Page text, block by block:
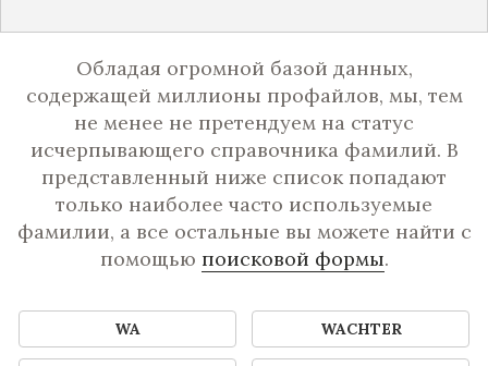
Обладая огромной базой данных,
содержащей миллионы профайлов, мы, тем
не менее не претендуем на статус
исчерпывающего справочника фамилий. В
представленный ниже список попадают
только наиболее часто используемые
фамилии, а все остальные вы можете найти с
помощью поисковой формы.
WA WACHTER